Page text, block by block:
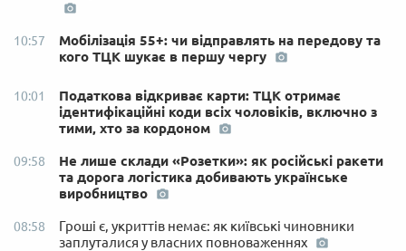
10:57
Мобілізація 55+: чи відправлять на передову та
кого ТЦК шукає в першу чергу
10:01
Податкова відкриває карти: ТЦК отримає
ідентифікаційні коди всіх чоловіків, включно з
тими, хто за кордоном
09:58
Не лише склади «Розетки»: як російські ракети
та дорога логістика добивають українське
виробництво
08:58
Гроші є, укриттів немає: як київські чиновники
заплуталися у власних повноваженнях